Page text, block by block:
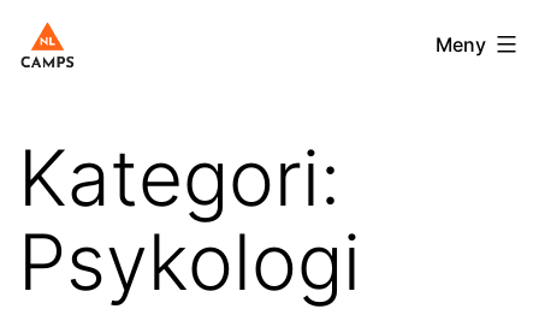
Hoppa
till Nlcamps.se Meny
Kategori:
Psykologi